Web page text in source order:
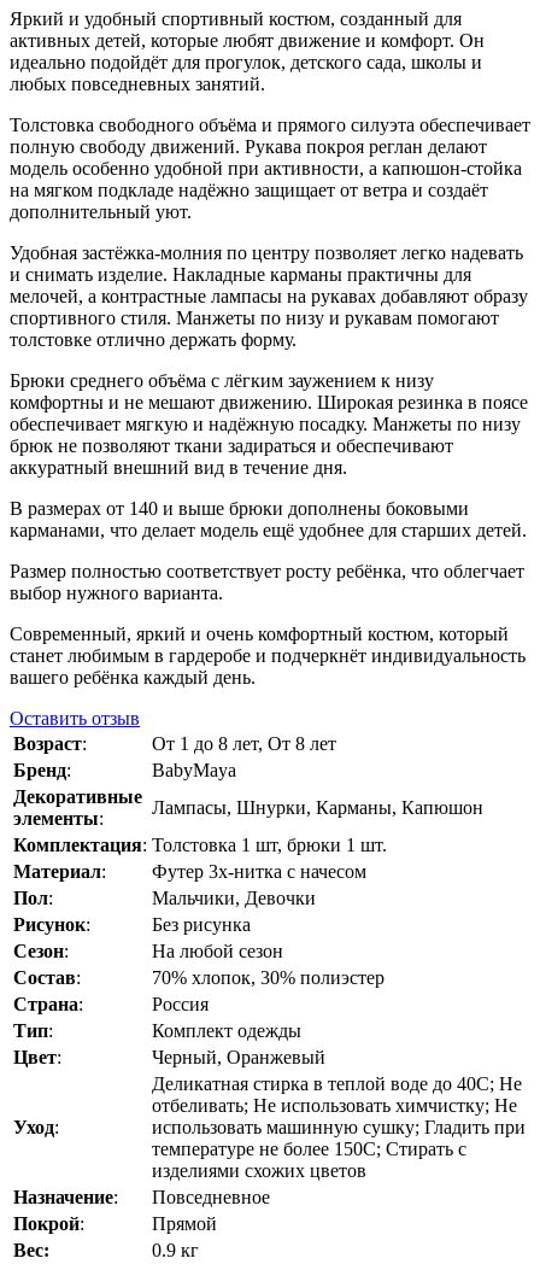
Яркий и удобный спортивный костюм, созданный для
активных детей, которые любят движение и комфорт. Он
идеально подойдёт для прогулок, детского сада, школы и
любых повседневных занятий.
Толстовка свободного объёма и прямого силуэта обеспечивает
полную свободу движений. Рукава покроя реглан делают
модель особенно удобной при активности, а капюшон-стойка
на мягком подкладе надёжно защищает от ветра и создаёт
дополнительный уют.
Удобная застёжка-молния по центру позволяет легко надевать
и снимать изделие. Накладные карманы практичны для
мелочей, а контрастные лампасы на рукавах добавляют образу
спортивного стиля. Манжеты по низу и рукавам помогают
толстовке отлично держать форму.
Брюки среднего объёма с лёгким заужением к низу
комфортны и не мешают движению. Широкая резинка в поясе
обеспечивает мягкую и надёжную посадку. Манжеты по низу
брюк не позволяют ткани задираться и обеспечивают
аккуратный внешний вид в течение дня.
В размерах от 140 и выше брюки дополнены боковыми
карманами, что делает модель ещё удобнее для старших детей.
Размер полностью соответствует росту ребёнка, что облегчает
выбор нужного варианта.
Современный, яркий и очень комфортный костюм, который
станет любимым в гардеробе и подчеркнёт индивидуальность
вашего ребёнка каждый день.
Оставить отзыв
Возраст:
От 1 до 8 лет, От 8 лет
Бренд:
BabyMaya
Декоративные
элементы:
Лампасы, Шнурки, Карманы, Капюшон
Комплектация: Толстовка 1 шт, брюки 1 шт.
Материал:
Футер 3х-нитка с начесом
Пол:
Мальчики, Девочки
Рисунок:
Без рисунка
Сезон:
На любой сезон
Состав:
70% хлопок, 30% полиэстер
Страна:
Россия
Тип:
Комплект одежды
Цвет: Черный, Оранжевый
Уход:
Деликатная стирка в теплой воде до 40C; Не
отбеливать; Не использовать химчистку; Не
использовать машинную сушку; Гладить при
температуре не более 150C; Стирать с
изделиями схожих цветов
Назначение:
Повседневное
Покрой:
Прямой
Вес:
0.9 кг